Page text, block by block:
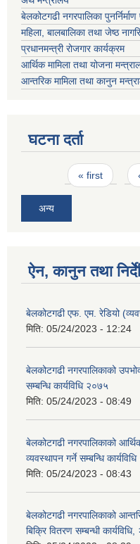
बेलकोटगढी नगरपालिका
महिला, बालबालिका तथा जेष्ठ
प्रधानमन्त्री रोजगार कार्यक्रम
आर्थिक मामिला तथा योजना
आन्तरिक मामिला तथा कानुन
घटना दर्ता
Pages« first
अन्य
ऐन, कानुन तथा
बेलकोटगढी एफ. एम. रेडियो
मिति: 05/24/2023 - 12:24
बेलकोटगढी नगरपालिकाको
सम्बन्धि कार्यविधि २०७५
मिति: 05/24/2023 - 08:49
बेलकोटगढी नगरपालिकाको
व्यवस्थापन गर्ने सम्बन्धि
मिति: 05/24/2023 - 08:43
बेलकोटगढी नगरपालिकाको
बिक्रि वितरण सम्बन्धी